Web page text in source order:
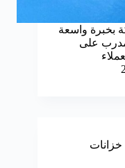
بخبرة واسعة
على